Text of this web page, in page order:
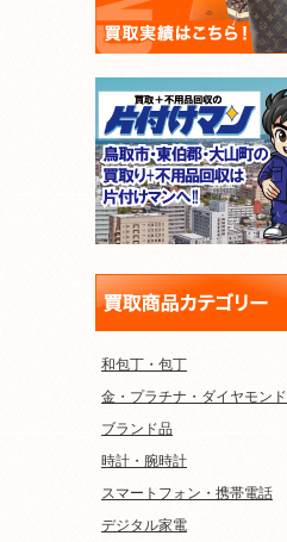
和包丁・包丁
金・プラチナ・ダイヤモンド
ブランド品
時計・腕時計
スマートフォン・携帯電話
デジタル家電